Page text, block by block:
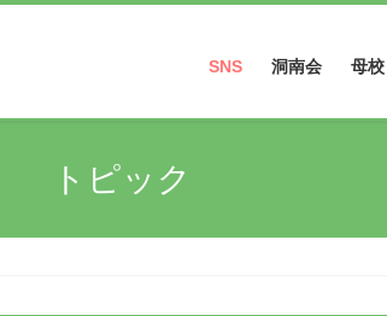
SNS
Facebook
Instagram
洞南会 母校
トピック